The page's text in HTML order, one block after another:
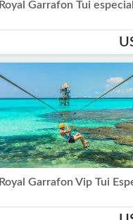
Royal Garrafon Tui
Royal Garrafon Vip Tui